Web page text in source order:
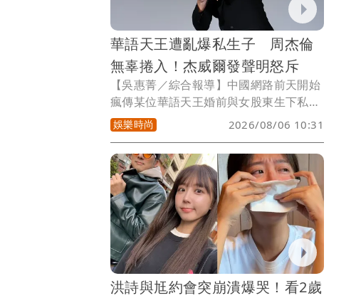
華語天王遭亂爆私生子 周杰倫
無辜捲入！杰威爾發聲明怒斥
【吳惠菁／綜合報導】中國網路前天開始
瘋傳某位華語天王婚前與女股東生下私生
子，周杰倫遭影射上熱搜，所屬杰威爾公
司今（6日）發布聲明嚴正駁斥不實傳
聞，表示已委託律師進行證據保全，對於
散布者保留依法追究的權利。
娛樂時尚 2026/08/06 10:31
洪詩與尪約會突崩潰爆哭！看2歲